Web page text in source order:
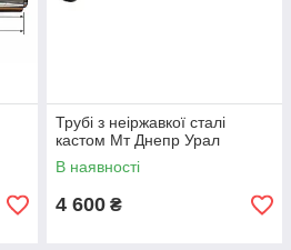
Трубі з неіржавкої сталі
кастом Мт Днепр Урал
В наявності
4 600 ₴